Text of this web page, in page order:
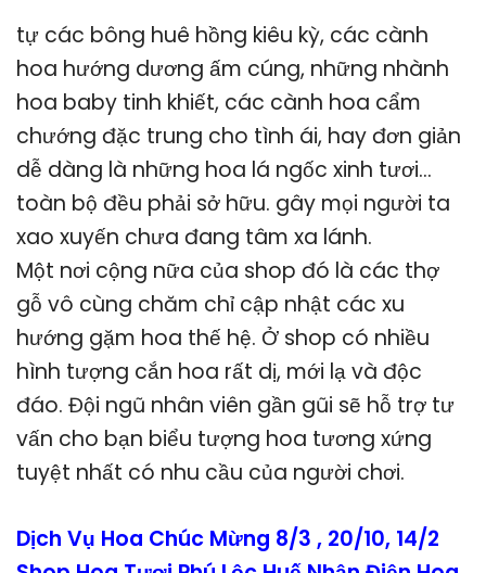
tự các bông huê hồng kiêu kỳ, các cành
hoa hướng dương ấm cúng, những nhành
hoa baby tinh khiết, các cành hoa cẩm
chướng đặc trung cho tình ái, hay đơn giản
dễ dàng là những hoa lá ngốc xinh tươi…
toàn bộ đều phải sở hữu. gây mọi người ta
xao xuyến chưa đang tâm xa lánh.
Một nơi cộng nữa của shop đó là các thợ
gỗ vô cùng chăm chỉ cập nhật các xu
hướng gặm hoa thế hệ. Ở shop có nhiều
hình tượng cắn hoa rất dị, mới lạ và độc
đáo. Đội ngũ nhân viên gần gũi sẽ hỗ trợ tư
vấn cho bạn biểu tượng hoa tương xứng
tuyệt nhất có nhu cầu của người chơi.
Dịch Vụ Hoa Chúc Mừng 8/3 , 20/10, 14/2